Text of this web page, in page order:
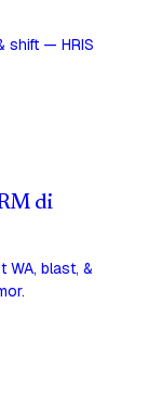
shift — HRIS
di
WA, blast, &